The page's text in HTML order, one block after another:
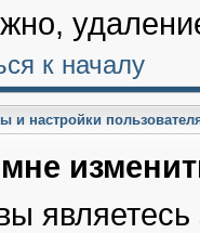
к началу
и настройки